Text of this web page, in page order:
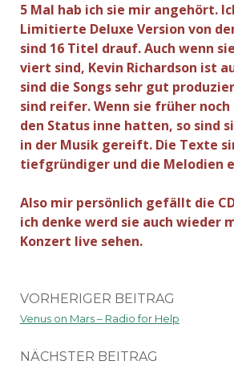
5 Mal hab ich sie mir angehört.
Limitierte Deluxe Version von
sind 16 Titel drauf. Auch wenn
viert sind, Kevin Richardson ist
sind die Songs sehr gut
sind reifer. Wenn sie früher noch
den Status inne hatten, so sind
in der Musik gereift. Die Texte
tiefgründiger und die Melodien
Also mir persönlich gefällt die
ich denke werd sie auch wieder
Konzert live sehen.
VORHERIGER BEITRAG
Venus on Mars – Radio for Help
NÄCHSTER BEITRAG